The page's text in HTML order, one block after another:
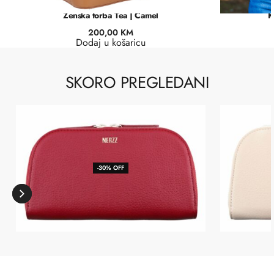
Ženska torba Tea | Camel
200,00 KM
Dodaj u košaricu
SKORO PREGLEDANI
-30% OFF